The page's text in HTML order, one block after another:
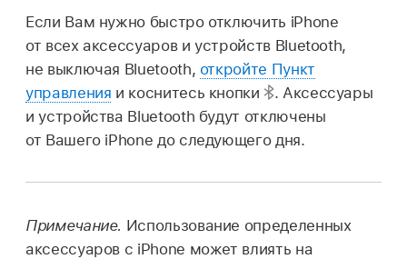
Если Вам нужно быстро отключить iPhone
от всех аксессуаров и устройств Bluetooth,
не выключая Bluetooth, откройте Пункт
управления и коснитесь кнопки . Аксессуары
и устройства Bluetooth будут отключены
от Вашего iPhone до следующего дня.
Примечание. Использование определенных
аксессуаров с iPhone может влиять на